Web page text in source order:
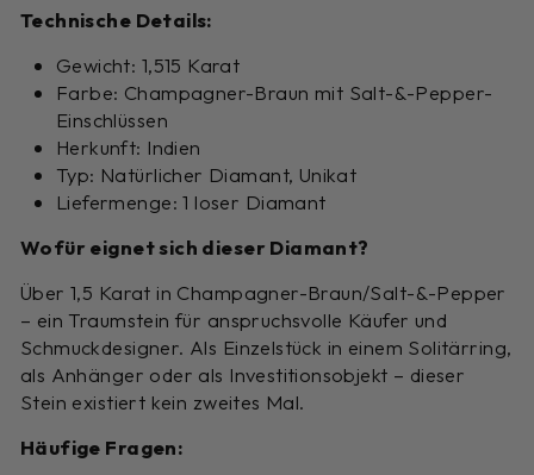
Technische Details:
Gewicht: 1,515 Karat
Farbe: Champagner-Braun mit Salt-&-Pepper-
Einschlüssen
Herkunft: Indien
Typ: Natürlicher Diamant, Unikat
Liefermenge: 1 loser Diamant
Wofür eignet sich dieser Diamant?
Über 1,5 Karat in Champagner-Braun/Salt-&-Pepper
– ein Traumstein für anspruchsvolle Käufer und
Schmuckdesigner. Als Einzelstück in einem Solitärring,
als Anhänger oder als Investitionsobjekt – dieser
Stein existiert kein zweites Mal.
Häufige Fragen: